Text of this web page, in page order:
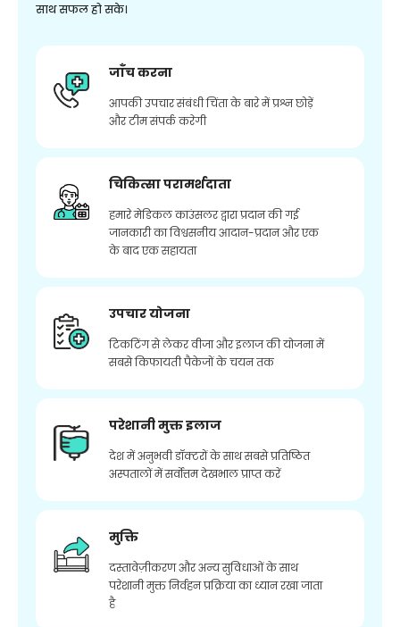
साथ सफल हो सके।
जाँच करना
आपकी उपचार संबंधी चिंता के बारे में प्रश्न छोड़ें
और टीम संपर्क करेगी
चिकित्सा परामर्शदाता
हमारे मेडिकल काउंसलर द्वारा प्रदान की गई
जानकारी का विश्वसनीय आदान-प्रदान और एक
के बाद एक सहायता
उपचार योजना
टिकटिंग से लेकर वीजा और इलाज की योजना में
सबसे किफायती पैकेजों के चयन तक
परेशानी मुक्त इलाज
देश में अनुभवी डॉक्टरों के साथ सबसे प्रतिष्ठित
अस्पतालों में सर्वोत्तम देखभाल प्राप्त करें
मुक्ति
दस्तावेज़ीकरण और अन्य सुविधाओं के साथ
परेशानी मुक्त निर्वहन प्रक्रिया का ध्यान रखा जाता
है